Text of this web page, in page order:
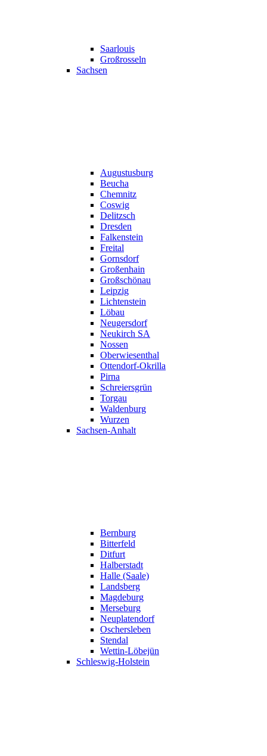
Saarlouis
Großrosseln
Sachsen
Augustusburg
Beucha
Chemnitz
Coswig
Delitzsch
Dresden
Falkenstein
Freital
Gornsdorf
Großenhain
Großschönau
Leipzig
Lichtenstein
Löbau
Neugersdorf
Neukirch SA
Nossen
Oberwiesenthal
Ottendorf-Okrilla
Pirna
Schreiersgrün
Torgau
Waldenburg
Wurzen
Sachsen-Anhalt
Bernburg
Bitterfeld
Ditfurt
Halberstadt
Halle (Saale)
Landsberg
Magdeburg
Merseburg
Neuplatendorf
Oschersleben
Stendal
Wettin-Löbejün
Schleswig-Holstein